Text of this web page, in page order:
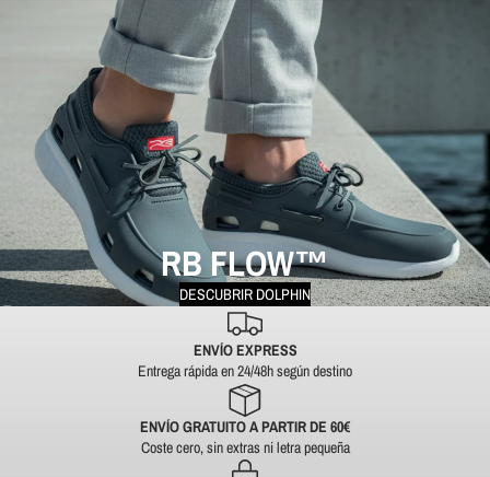
RB FLOW™
DESCUBRIR DOLPHIN
ENVÍO EXPRESS
Entrega rápida en 24/48h según destino
ENVÍO GRATUITO A PARTIR DE 60€
Coste cero, sin extras ni letra pequeña